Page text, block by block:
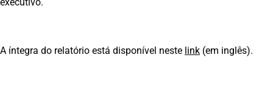
A íntegra do relatório está disponível neste link (em inglês).